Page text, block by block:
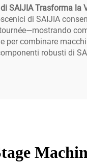
SAIJIA Trasforma la
di SAIJIA
combinare
robusti di